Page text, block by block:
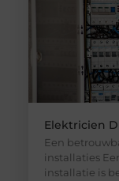
Elektricien
Een
installaties
installatie is